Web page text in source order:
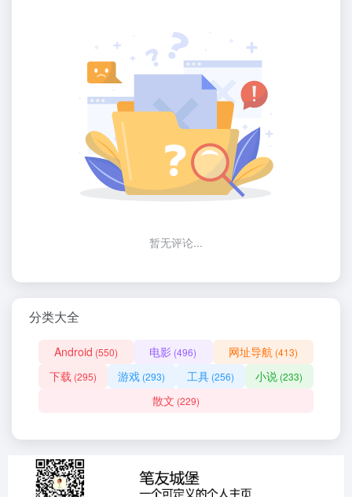
暂无评论...
分类大全
Android (550) 电影 (496) 网址导航 (413)
下载 (295) 游戏 (293) 工具(256) 小说 (233)
散文 (229)